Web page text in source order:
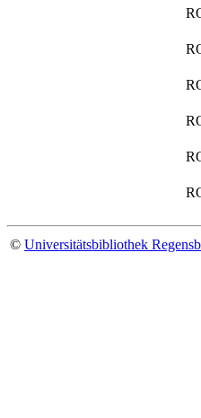
© Universitätsbibliothek